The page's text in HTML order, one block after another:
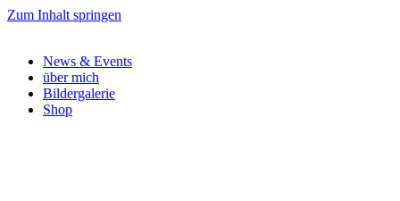
Zum Inhalt springen
News & Events
über mich
Bildergalerie
Shop